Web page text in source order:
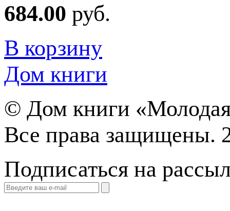
684.00 руб.
В корзину
Дом книги
© Дом книги
Все права защищены.
Подписаться на